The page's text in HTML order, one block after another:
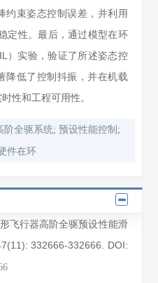
约束姿态控制误差，并利用
定性。最后，通过模型在环
）实验，验证了所述姿态控
降低了控制抖振，并在机载
性和工程可用性。
阶全驱系统;预设性能控制 ;
件在环
飞行器高阶全驱预设性能滑
: 332666-332666 DOI: